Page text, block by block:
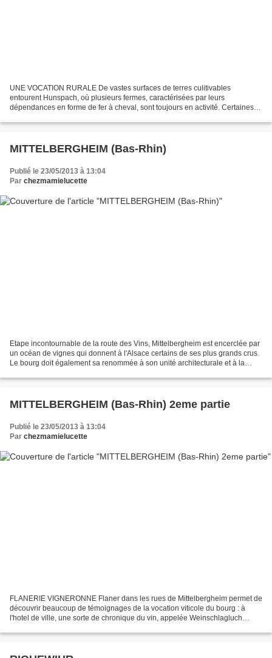
UNE VOCATION RURALE De vastes surfaces de terres culitivables
entourent Hunspach, où plusieurs fermes, caractérisées par leurs
dépendances en forme de fer à cheval, sont toujours en activité. Certaines
MITTELBERGHEIM (Bas-Rhin)
Publié le 23/05/2013 à 13:04
Par chezmamielucette
Etape incontournable de la route des Vins, Mittelbergheim est encerclée par
un océan de vignes qui donnent à l'Alsace certains de ses plus grands crus.
Le bourg doit également sa renommée à son unité architecturale et à la
MITTELBERGHEIM (Bas-Rhin) 2eme partie
Publié le 23/05/2013 à 13:04
Par chezmamielucette
FLANERIE VIGNERONNE Flaner dans les rues de Mittelbergheim permet de
découvrir beaucoup de témoignages de la vocation viticole du bourg : à
l'hotel de ville, une sorte de chronique du vin, appelée Weinschlagluch